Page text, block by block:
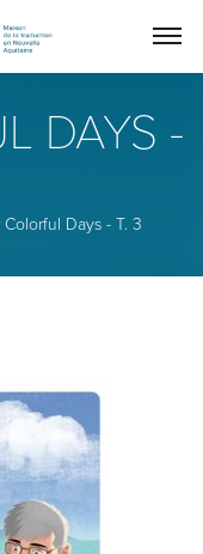
DAYS -
Days - T. 3